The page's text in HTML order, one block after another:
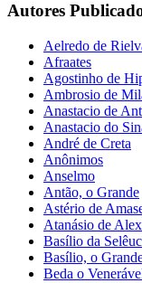
Autores
Aelredo de
Afraates
Agostinho de
Ambrosio de
Anastacio de
Anastacio do
André de Creta
Anônimos
Anselmo
Antão, o Grande
Astério de
Atanásio de
Basílio da
Basílio, o
Beda o